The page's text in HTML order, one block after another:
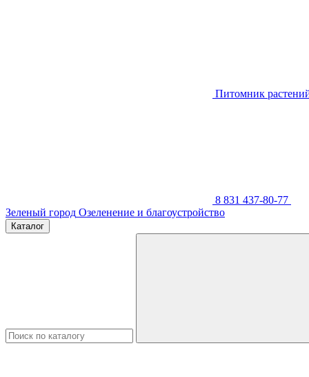
Питомник
8 831 437-80-77
Зеленый город Озеленение и благоустройство
Каталог